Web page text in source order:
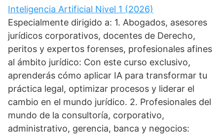
Inteligencia Artificial Nivel 1 (2026)
Especialmente dirigido a: 1. Abogados, asesores
jurídicos corporativos, docentes de Derecho,
peritos y expertos forenses, profesionales afines
al ámbito jurídico: Con este curso exclusivo,
aprenderás cómo aplicar IA para transformar tu
práctica legal, optimizar procesos y liderar el
cambio en el mundo jurídico. 2. Profesionales del
mundo de la consultoría, corporativo,
administrativo, gerencia, banca y negocios: